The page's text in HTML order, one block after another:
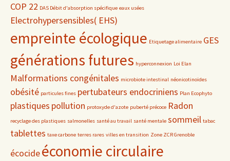
COP 22 DAS Débit d'absorption spécifique eaux usées
Electrohypersensibles( EHS)
empreinte écologique Etiquetage alimentaire GES
générations futures hyperconnexion Loi Elan
Malformations congénitales microbiote intestinal néonicotinoïdes
obésité particules fines pertubateurs endocriniens Plan Ecophyto
plastiques pollution protoxyde d'azote puberté précoce Radon
recyclage des plastiques salmonelles santé au travail santé mentale sommeil tabac
tablettes taxe carbone terres rares villes en transition Zone ZCR Grenoble
écocideéconomie circulaire